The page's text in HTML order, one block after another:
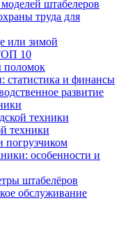
штабелеров
труда для
или зимой
10
поломок
статистика и финансы
развитие
техники
техники
погрузчиком
особенности и
штабелёров
обслуживание